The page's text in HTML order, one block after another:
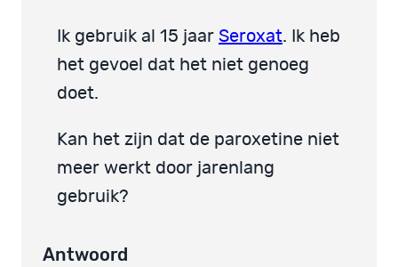
Ik gebruik al 15 jaar Seroxat. Ik heb
het gevoel dat het niet genoeg
doet.
Kan het zijn dat de paroxetine niet
meer werkt door jarenlang
gebruik?
Antwoord